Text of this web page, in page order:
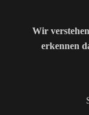
Wir
erkennen